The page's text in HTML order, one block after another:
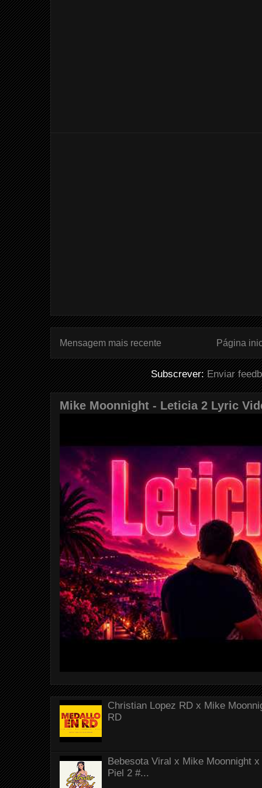
Mensagem mais recente Página
Subscrever:Enviar
Mike Moonnight - Leticia 2 Lyric
Christian Lopez RD x Mike
RD
Bebesota Viral x Mike Moonnight
Piel 2 #...